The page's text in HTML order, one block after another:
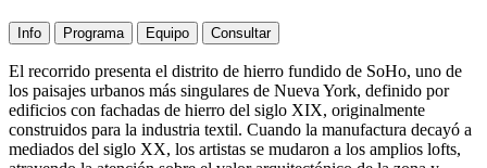
Info Programa Equipo Consultar
El recorrido presenta el distrito de hierro fundido de SoHo, uno de
los paisajes urbanos más singulares de Nueva York, definido por
edificios con fachadas de hierro del siglo XIX, originalmente
construidos para la industria textil. Cuando la manufactura decayó a
mediados del siglo XX, los artistas se mudaron a los amplios lofts,